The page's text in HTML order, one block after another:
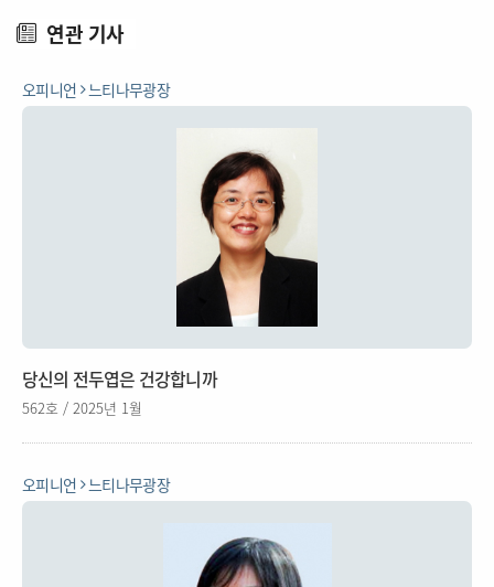
연관 기사
오피니언 느티나무광장
당신의 전두엽은 건강합니까
562호 / 2025년 1월
오피니언 느티나무광장